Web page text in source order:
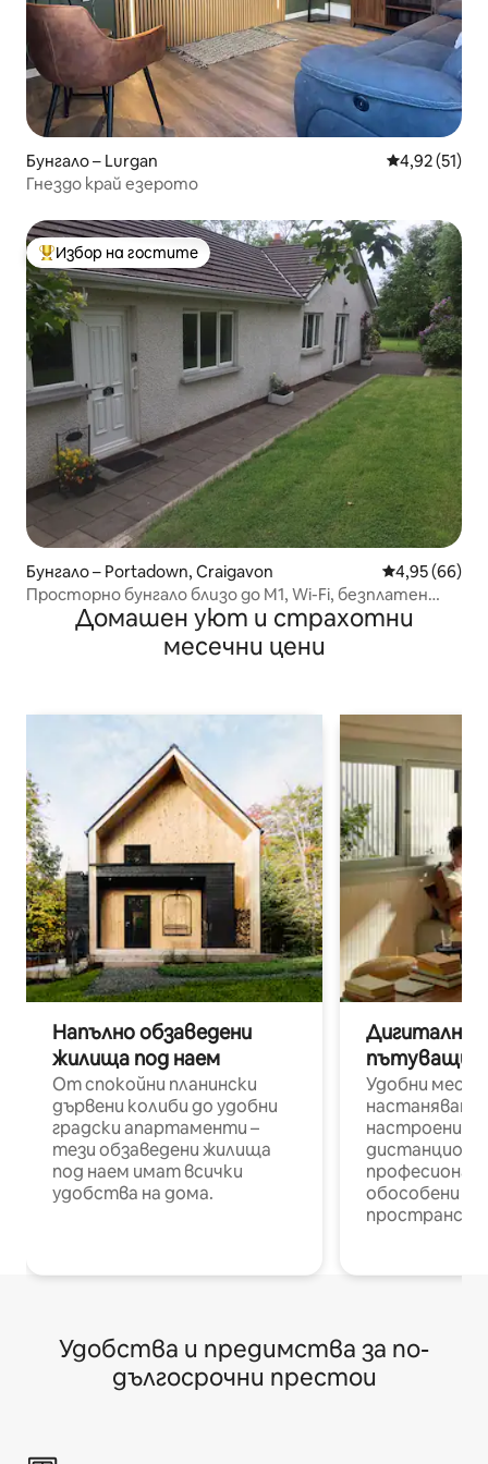
Бунгало – Lurgan Средна
4,92 (51)
Гнездо край езерото
Най-популярен избор на гостите
Избор на гостите
Бунгало – Portadown, Craigavon Средна
4,95 (66)
Просторно бунгало близо до M1, Wi-Fi, безплатен
паркингДомашен уют и страхотни
месечни цени
Напълно обзаведени
жилища под наем
От спокойни планински
дървени колиби до удобни
градски апартаменти –
тези обзаведени жилища
под наем имат всички
удобства на дома.
Дигитални
пътуващи
Удобни
настаняване
настроени и
обособени
Удобства и предимства за по-
дългосрочни престои